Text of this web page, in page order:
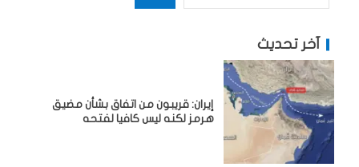
آخر تحديث
إيران: قريبون من اتفاق بشأن مضيق
هرمز لكنه ليس كافيا لفتحه